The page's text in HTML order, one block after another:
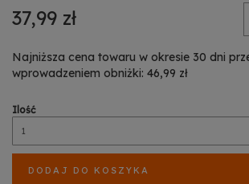
37,99 zł
Najniższa cena towaru w okresie 30 dni
wprowadzeniem obniżki: 46,99 zł
Ilość
DODAJ DO KOSZYKA